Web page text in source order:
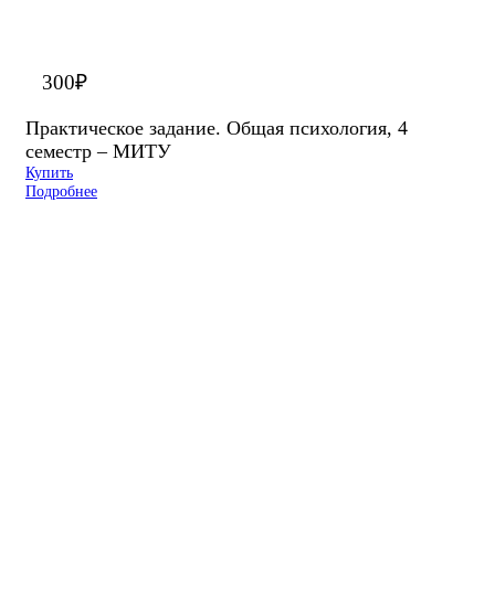
300₽
Практическое задание. Общая психология, 4
семестр – МИТУ
Купить
Подробнее